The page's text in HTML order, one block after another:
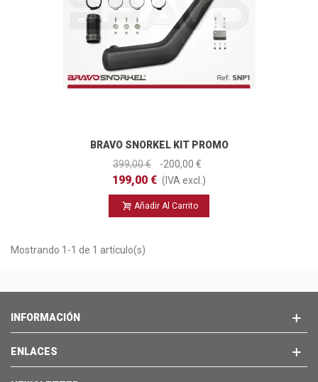
BRAVO SNORKEL KIT PROMO
399,00 €
-200,00 €
199,00 € (IVA excl.)
Añadir Al Carrito
Mostrando 1-1 de 1 artículo(s)
INFORMACIÓN
ENLACES